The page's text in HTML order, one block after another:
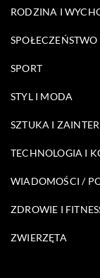
RODZINA I
SPOŁECZEŃSTWO
SPORT
STYL I MODA
SZTUKA I
TECHNOLOGIA I
WIADOMOŚCI /
ZDROWIE I
ZWIERZĘTA